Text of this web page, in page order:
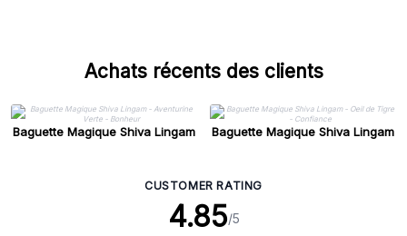
Achats récents des clients
Baguette Magique Shiva Lingam
Baguette Magique Shiva Lingam
CUSTOMER RATING
4.85/5